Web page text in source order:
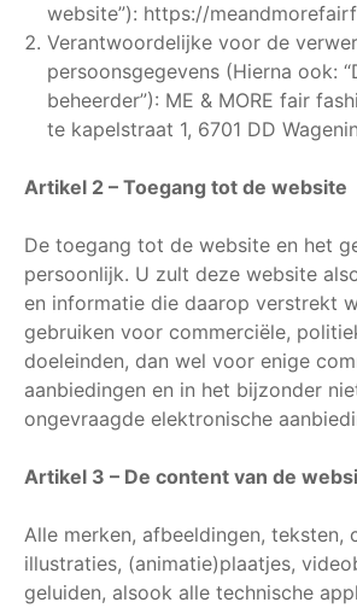
website”): https://
Verantwoordelijke voor de
persoonsgegevens (Hierna ook:
beheerder”): ME & MORE fair
te kapelstraat 1, 6701 DD
Artikel 2 – Toegang tot de website
De toegang tot de website en het
persoonlijk. U zult deze website
en informatie die daarop verstrekt
gebruiken voor commerciële,
doeleinden, dan wel voor enige
aanbiedingen en in het bijzonder
ongevraagde elektronische
Artikel 3 – De content van de
Alle merken, afbeeldingen, teksten,
illustraties, (animatie)plaatjes,
geluiden, alsook alle technische